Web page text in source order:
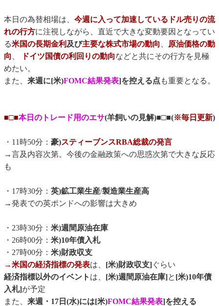
本日の為替相場は、 今週に入って加速しているドル売りの流
れの行方に注視しながら、直近で大きな変動要因となってい
る米国の長期金利及び主要な株式市場の動向 、 原油価格の動
向 、 ドイツ国債の利回りの動向などと共にその行方を見極
めたい。
また、 来週に[米)FOMC結果発表]を控える点 も重要となる。
■□■本日のトレード用のエサ(羊飼いの見解)■□■(※毎日更新)
・11時50分： 豪)スティーブンスRBA総裁の発言
→言及内容次第。今後の金融政策への思惑次第で大きな反応
も
・17時30分： 英)鉱工業生産/製造業生産高
→発表での英ポンドへの影響は大きめ
・23時30分： 米)週間原油在庫
・26時00分： 米)10年債入札
・27時00分： 米)財政収支
→米国の経済指標の発表は、 [米)財政収支]ぐらい
経済指標以外のイベント は、 [米)週間原油在庫]と [米)10年債
入札]が予定
また、 来週・17日(水)には[米)FOMC結果発表]を控える